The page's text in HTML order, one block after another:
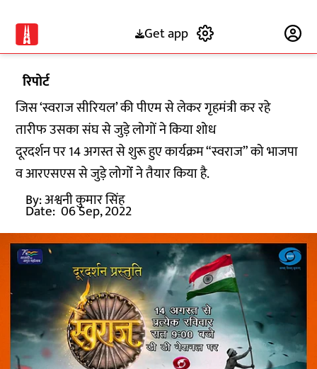
Get app
रिपोर्ट
जिस ‘स्वराज सीरियल’ की पीएम से लेकर गृहमंत्री कर रहे
तारीफ उसका संघ से जुड़े लोगों ने किया शोध
दूरदर्शन पर 14 अगस्त से शुरू हुए कार्यक्रम “स्वराज” को भाजपा
व आरएसएस से जुड़े लोगोंं ने तैयार किया है.
By:अश्वनी कुमार सिंह
Date: 06 Sep, 2022